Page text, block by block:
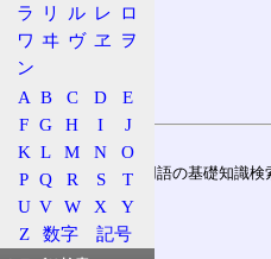
通信用語の基礎知識
ラ
リ ル レ ロ
ワ ヰ ヴ ヱ
ヲ
ン
A B C D
E
F G H I
J
K L M N
O
P Q R S
T
U V W X
Y
Z
数字 記号